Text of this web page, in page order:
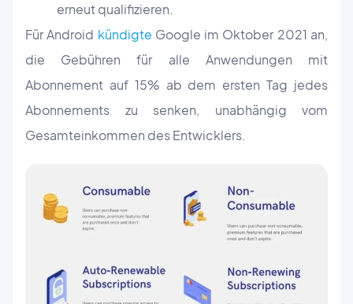
erneut qualifizieren.
Für Android kündigte Google im Oktober 2021 an,
die Gebühren für alle Anwendungen mit
Abonnement auf 15% ab dem ersten Tag jedes
Abonnements zu senken, unabhängig vom
Gesamteinkommen des Entwicklers.